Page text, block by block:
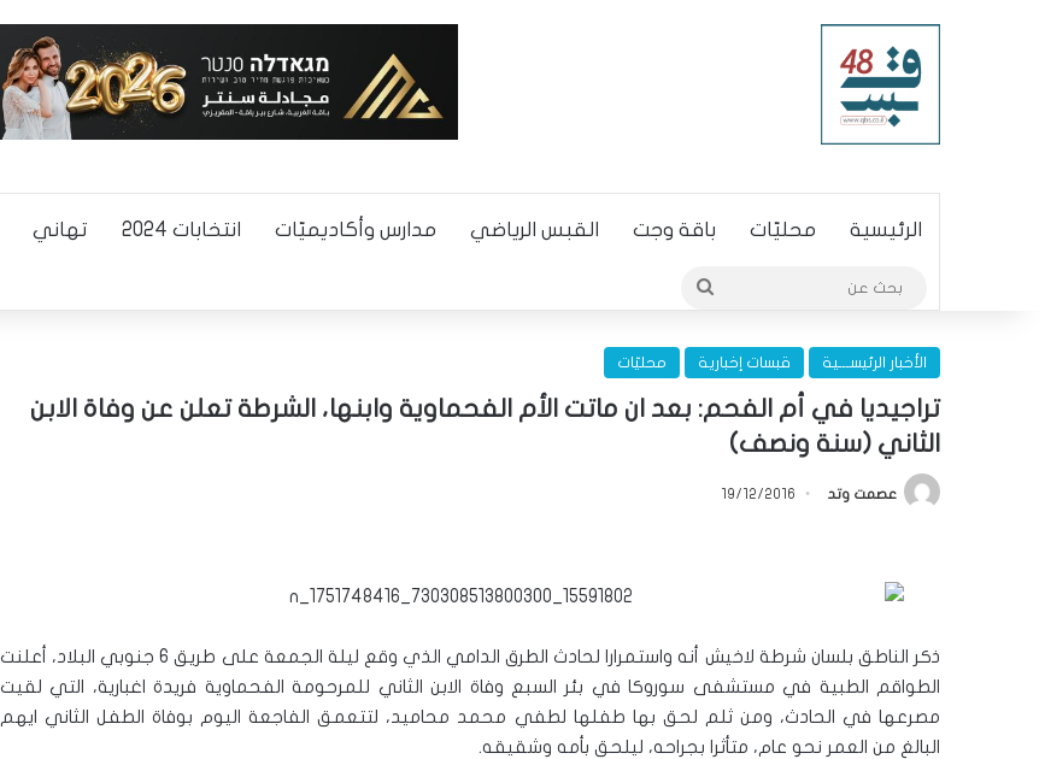
الرئيسية محليّات باقة وجت القبس الرياضي مدارس وأكاديميّات انتخابات 2024 تهاني
الأخبار الرئيســـية قبسات إخبارية محليّات
تراجيديا في أم الفحم: بعد ان ماتت الأم الفحماوية وابنها، الشرطة تعلن عن وفاة الابن
الثاني (سنة ونصف)
عصمت وتد 19/12/2016
ذكر الناطق بلسان شرطة لاخيش أنه واستمرارا لحادث الطرق الدامي الذي وقع ليلة الجمعة على طريق 6 جنوبي البلاد، أعلنت
الطواقم الطبية في مستشفى سوروكا في بئر السبع وفاة الابن الثاني للمرحومة الفحماوية فريدة اغبارية، التي لقيت
مصرعها في الحادث، ومن ثلم لحق بها طفلها لطفي محمد محاميد، لتتعمق الفاجعة اليوم بوفاة الطفل الثاني ايهم
البالغ من العمر نحو عام، متأثرا بجراحه، ليلحق بأمه وشقيقه.